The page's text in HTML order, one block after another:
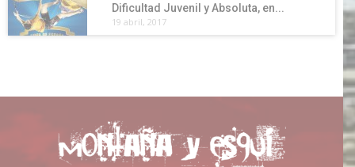
Dificultad Juvenil y Absoluta, en...
19 abril, 2017